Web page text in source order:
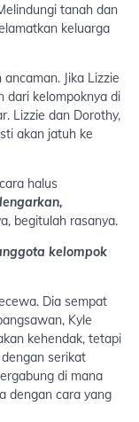
tanah dan
keluarga
Jika Lizzie
dari kelompoknya di
Lizzie dan Dorothy,
akan jatuh ke
halus
begitulah rasanya.
kelompok
Dia sempat
Kyle
kehendak, tetapi
serikat
di mana
dengan cara yang